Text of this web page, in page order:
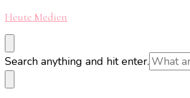
Heute Medien
Looking
for
Something?
Search anything and hit enter.